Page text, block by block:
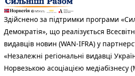
Здійснено за підтримки програми
Демократія», що реалізується
видавців новин (WAN-IFRA) у
«Незалежні регіональні видавці
Норвезькою асоціацією медіабізнесу